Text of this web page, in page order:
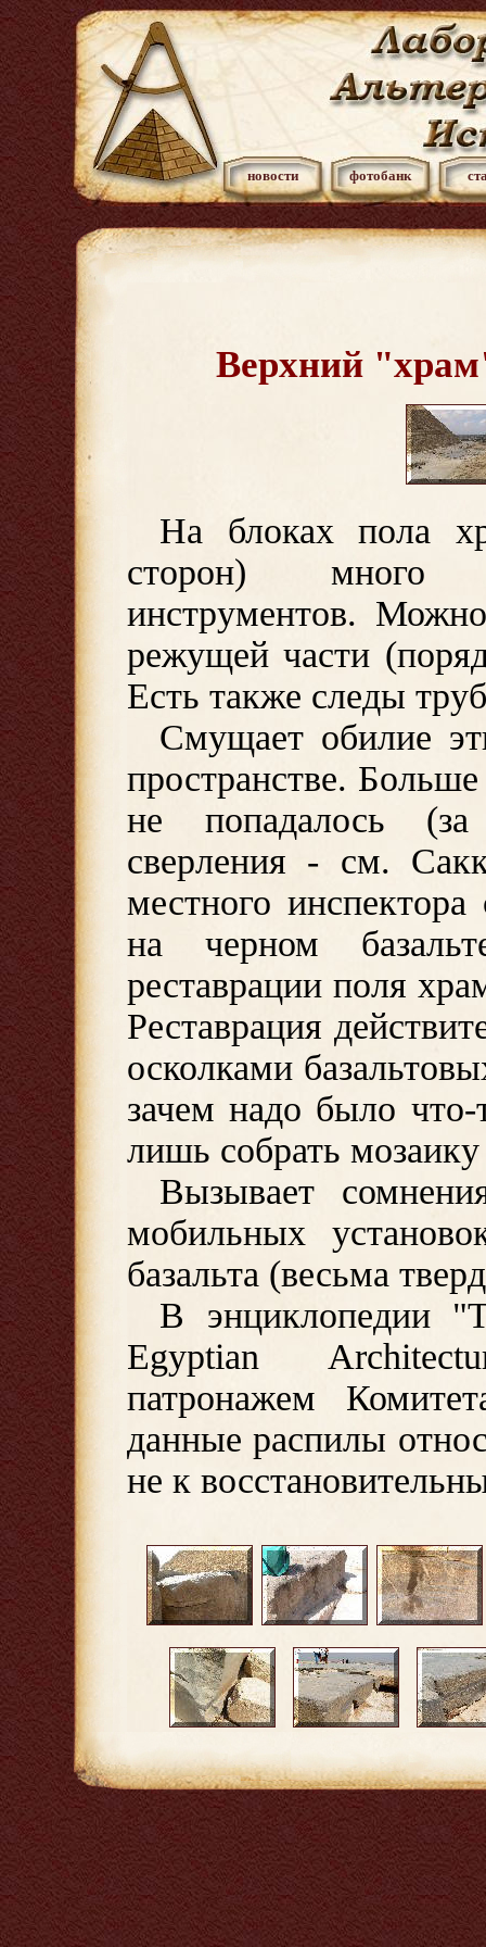
новости фотобанк
Верхний
На блоках пола
сторон) много
инструментов.
режущей части
Есть также следы
Смущает обилие
пространстве.
не попадалось (за
сверления - см.
местного
на черном
реставрации поля
Реставрация
осколками
зачем надо было
лишь собрать
Вызывает
мобильных
базальта (весьма
В энциклопедии
Egyptian
патронажем
данные распилы
не к